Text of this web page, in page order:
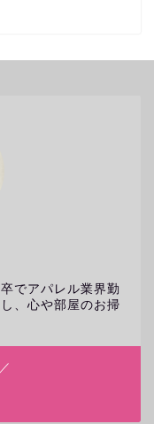
でアパレル業界勤
、心や部屋のお掃